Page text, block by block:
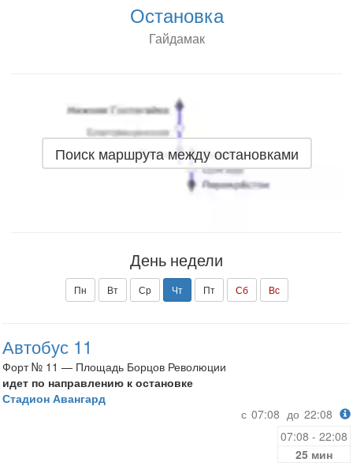
Остановка
Гайдамак
Поиск маршрута между остановками
День недели
Пн Вт Ср Чт Пт Сб Вс
Автобус 11
Форт № 11 — Площадь Борцов Революции
идет по направлению к остановке
Стадион Авангард
с 07:08 до 22:08
07:08 - 22:08
25 мин